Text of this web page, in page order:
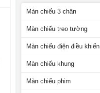
Màn chiếu 3 chân
Màn chiếu treo tường
Màn chiếu điện điều khiển
Màn chiếu khung
Màn chiếu phim